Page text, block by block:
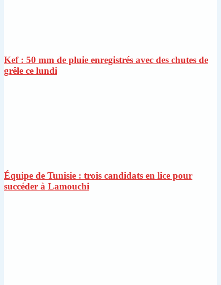
Kef : 50 mm de pluie enregistrés avec des chutes de
grêle ce lundi
Équipe de Tunisie : trois candidats en lice pour
succéder à Lamouchi